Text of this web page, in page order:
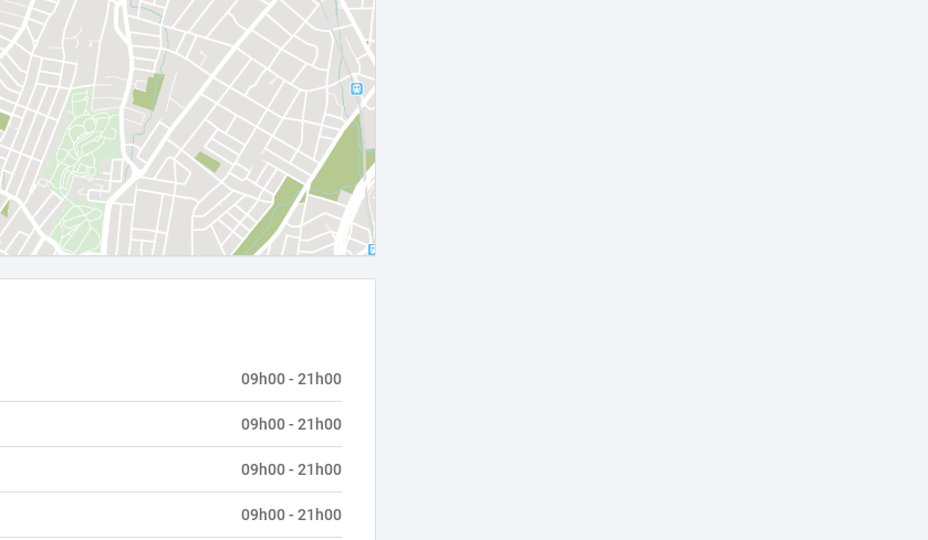
09h00 - 21h00
09h00 - 21h00
09h00 - 21h00
09h00 - 21h00